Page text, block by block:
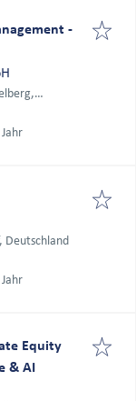
-
Deutschland
Equity
& AI